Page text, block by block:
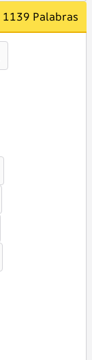
1139 Palabras